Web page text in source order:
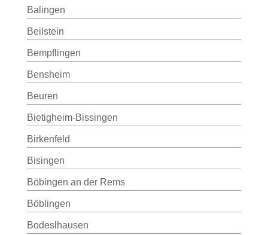
Balingen
Beilstein
Bempflingen
Bensheim
Beuren
Bietigheim-Bissingen
Birkenfeld
Bisingen
Böbingen an der Rems
Böblingen
Bodeslhausen